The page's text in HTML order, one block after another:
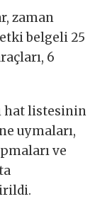
zaman
belgeli 25
6
hat listesinin
uymaları,
ve